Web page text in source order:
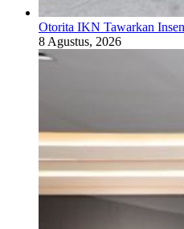
Otorita IKN Tawarkan
8 Agustus, 2026